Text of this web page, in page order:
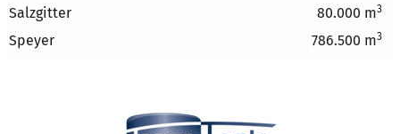
Salzgitter 80.000 m3
Speyer 786.500 m3